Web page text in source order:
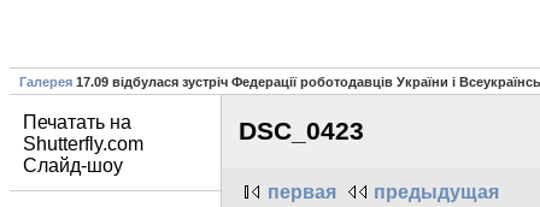
Галерея 17.09 відбулася зустріч Федерації роботодавців України і
Печатать на
Shutterfly.com
Слайд-шоу
DSC_0423
первая предыдущая